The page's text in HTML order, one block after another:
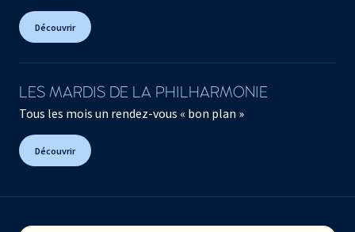
Découvrir
LES MARDIS DE LA PHILHARMONIE
Tous les mois un rendez-vous « bon plan »
Découvrir